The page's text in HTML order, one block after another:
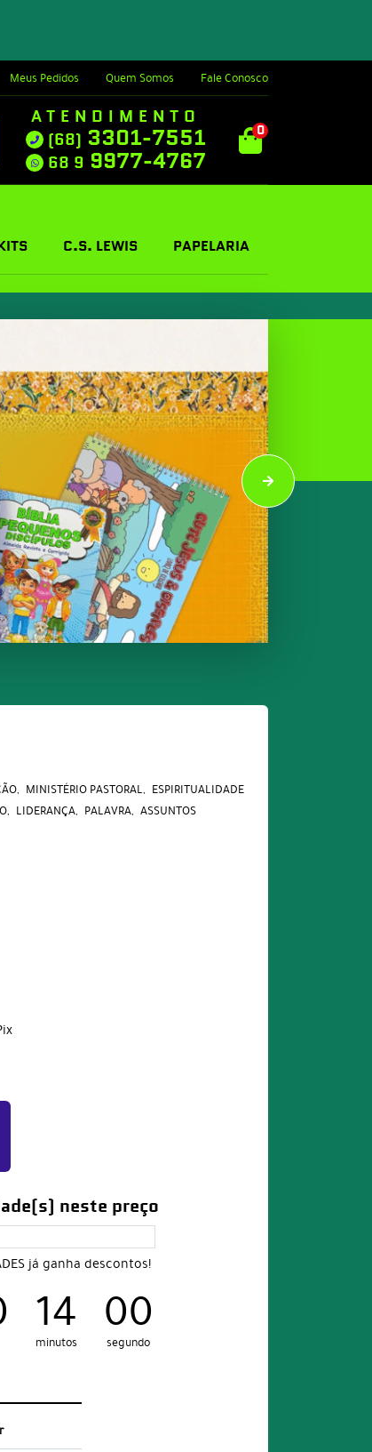
Meus Pedidos Quem Somos Fale Conosco
ATENDIMENTO
(68) 3301-7551
68 9 9977-4767
0
C.S. LEWIS PAPELARIA
MINISTÉRIO PASTORAL ESPIRITUALIDADE
LIDERANÇA PALAVRA ASSUNTOS
neste preço
já ganha descontos!
13
minutos 59
segundos